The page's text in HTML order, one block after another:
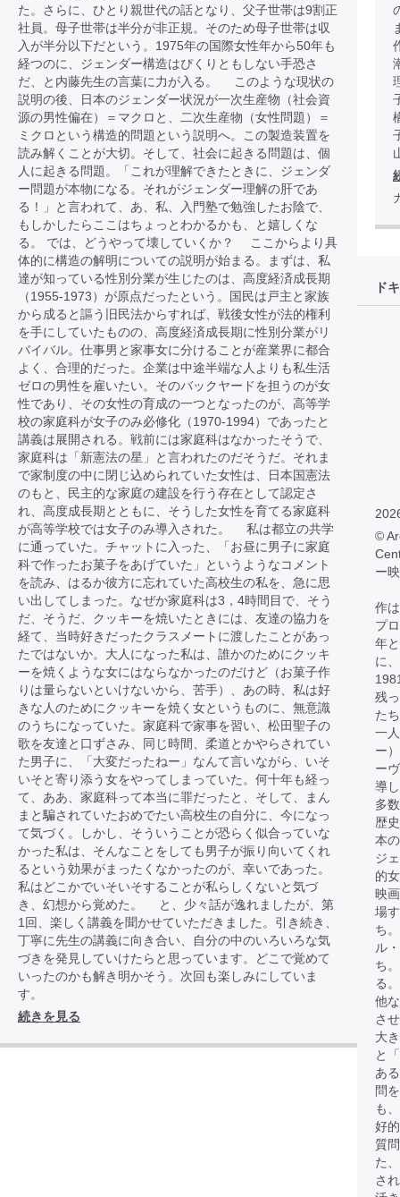
た。さらに、ひとり親世代の話となり、父子世帯は9割正
社員。母子世帯は半分が非正規。そのため母子世帯は収
入が半分以下だという。1975年の国際女性年から50年も
経つのに、ジェンダー構造はぴくりともしない手恐さ
だ、と内藤先生の言葉に力が入る。 このような現状の
説明の後、日本のジェンダー状況が一次生産物（社会資
源の男性偏在）＝マクロと、二次生産物（女性問題）＝
ミクロという構造的問題という説明へ。この製造装置を
読み解くことが大切。そして、社会に起きる問題は、個
人に起きる問題。「これが理解できたときに、ジェンダ
ー問題が本物になる。それがジェンダー理解の肝であ
る！」と言われて、あ、私、入門塾で勉強したお陰で、
もしかしたらここはちょっとわかるかも、と嬉しくな
る。 では、どうやって壊していくか？ ここからより具
体的に構造の解明についての説明が始まる。まずは、私
達が知っている性別分業が生じたのは、高度経済成長期
（1955-1973）が原点だったという。国民は戸主と家族
から成ると謳う旧民法からすれば、戦後女性が法的権利
を手にしていたものの、高度経済成長期に性別分業がリ
バイバル。仕事男と家事女に分けることが産業界に都合
よく、合理的だった。企業は中途半端な人よりも私生活
ゼロの男性を雇いたい。そのバックヤードを担うのが女
性であり、その女性の育成の一つとなったのが、高等学
校の家庭科が女子のみ必修化（1970-1994）であったと
講義は展開される。戦前には家庭科はなかったそうで、
家庭科は「新憲法の星」と言われたのだそうだ。それま
で家制度の中に閉じ込められていた女性は、日本国憲法
のもと、民主的な家庭の建設を行う存在として認定さ
れ、高度成長期とともに、そうした女性を育てる家庭科
が高等学校では女子のみ導入された。 私は都立の共学
に通っていた。チャットに入った、「お昼に男子に家庭
科で作ったお菓子をあげていた」というようなコメント
を読み、はるか彼方に忘れていた高校生の私を、急に思
い出してしまった。なぜか家庭科は3，4時間目で、そう
だ、そうだ、クッキーを焼いたときには、友達の協力を
経て、当時好きだったクラスメートに渡したことがあっ
たではないか。大人になった私は、誰かのためにクッキ
ーを焼くような女にはならなかったのだけど（お菓子作
りは量らないといけないから、苦手）、あの時、私は好
きな人のためにクッキーを焼く女というものに、無意識
のうちになっていた。家庭科で家事を習い、松田聖子の
歌を友達と口ずさみ、同じ時間、柔道とかやらされてい
た男子に、「大変だったねー」なんて言いながら、いそ
いそと寄り添う女をやってしまっていた。何十年も経っ
て、ああ、家庭科って本当に罪だったと、そして、まん
まと騙されていたおめでたい高校生の自分に、今になっ
て気づく。しかし、そういうことが恐らく似合っていな
かった私は、そんなことをしても男子が振り向いてくれ
るという効果がまったくなかったのが、幸いであった。
私はどこかでいそいそすることが私らしくないと気づ
き、幻想から覚めた。 と、少々話が逸れましたが、第
1回、楽しく講義を聞かせていただきました。引き続き、
丁寧に先生の講義に向き合い、自分の中のいろいろな気
づきを発見していけたらと思っています。どこで覚めて
いったのかも解き明かそう。次回も楽しみにしていま
す。
続きを見る
ド
©
ー
作
プ
年
に
残
た
一
ー
ー
導
多
歴
本
ジ
的
映
場
ち
ル
ち
る
他
さ
大
と
あ
問
も
好
質
た
さ